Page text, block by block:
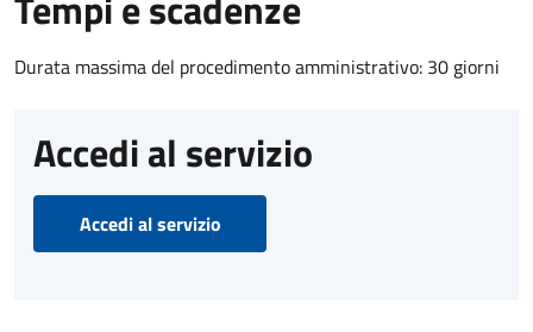
Durata massima del procedimento amministrativo: 30 giorni
Accedi al servizio
Accedi al servizio